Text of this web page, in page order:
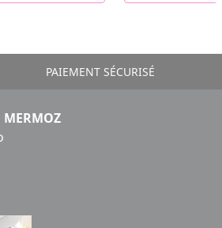
PAIEMENT SÉCURISÉ
MERMOZ